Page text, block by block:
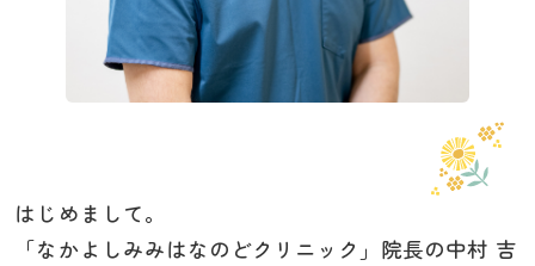
はじめまして。
「なかよしみみはなのどクリニック」院長の中村 吉